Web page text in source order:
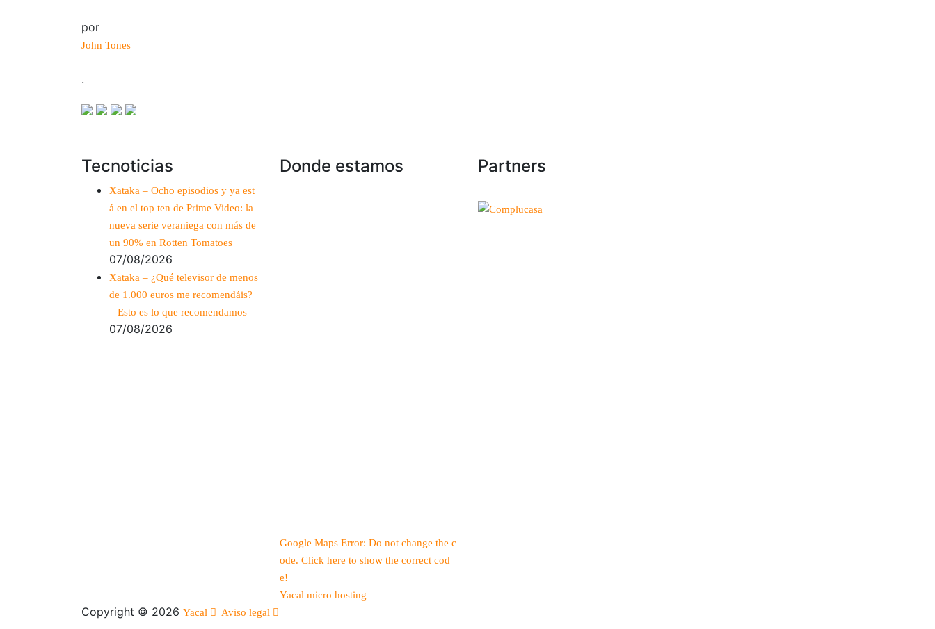
por
John Tones
.
Tecnoticias
Xataka – Ocho episodios y ya est
á en el top ten de Prime Video: la
nueva serie veraniega con más de
un 90% en Rotten Tomatoes
07/08/2026
Xataka – ¿Qué televisor de menos
de 1.000 euros me recomendáis?
– Esto es lo que recomendamos
07/08/2026
Donde estamos
Google Maps Error: Do not change the c
ode. Click here to show the correct cod
e!
Yacal micro hosting
Partners
Copyright © 2026 Yacal Aviso legal